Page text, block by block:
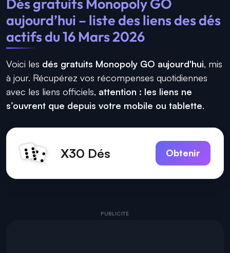
Dés gratuits Monopoly GO
aujourd’hui – liste des liens des dés
actifs du 16 Mars 2026
Voici les dés gratuits Monopoly GO aujourd'hui, mis
à jour. Récupérez vos récompenses quotidiennes
avec les liens officiels, attention : les liens ne
s’ouvrent que depuis votre mobile ou tablette.
X30 Dés Obtenir